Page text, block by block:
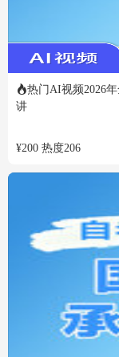
热门AI视频2026
讲
¥200 热度206